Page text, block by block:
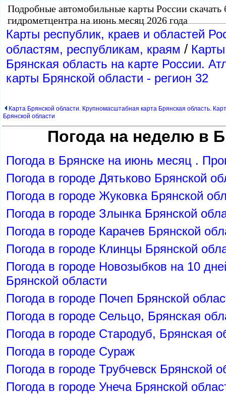
Подробные автомобильные карты России скачать
идрометцентра на июнь месяц 2026 года
Карты республик, краев и областей
областям, республикам, краям /
Брянская область на карте России.
карты Брянской области - регион 32
Карта Брянской области. Крупномасштабная карта Брянская область.
Брянской области
Погода на неделю в
Погода в Брянске на июнь месяц .
Погода в городе Дятьково Брянской
Погода в городе Жуковка Брянской
Погода в городе Злынка Брянской
Погода в городе Карачев Брянской
Погода в городе Клинцы Брянской
Погода в городе Новозыбков на 10
Брянской области
Погода в городе Почеп Брянской
Погода в городе Сельцо, Брянская
Погода в городе Стародуб, Брянская
Погода в городе Сураж
Погода в городе Трубчевск Брянской
Погода в городе Унеча Брянской